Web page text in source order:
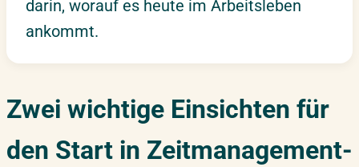
darin, worauf es heute im Arbeitsleben
ankommt.
Zwei wichtige Einsichten für
den Start in Zeitmanagement-